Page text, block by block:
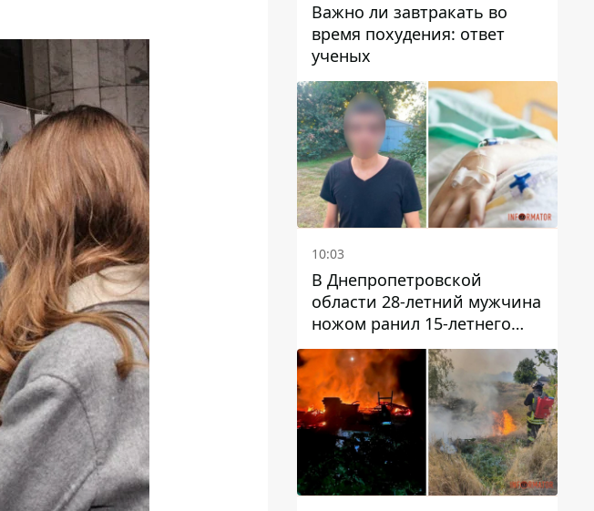
Важно ли завтракать во
время похудения: ответ
ученых
10:03
В Днепропетровской
области 28-летний мужчина
ножом ранил 15-летнего
парня